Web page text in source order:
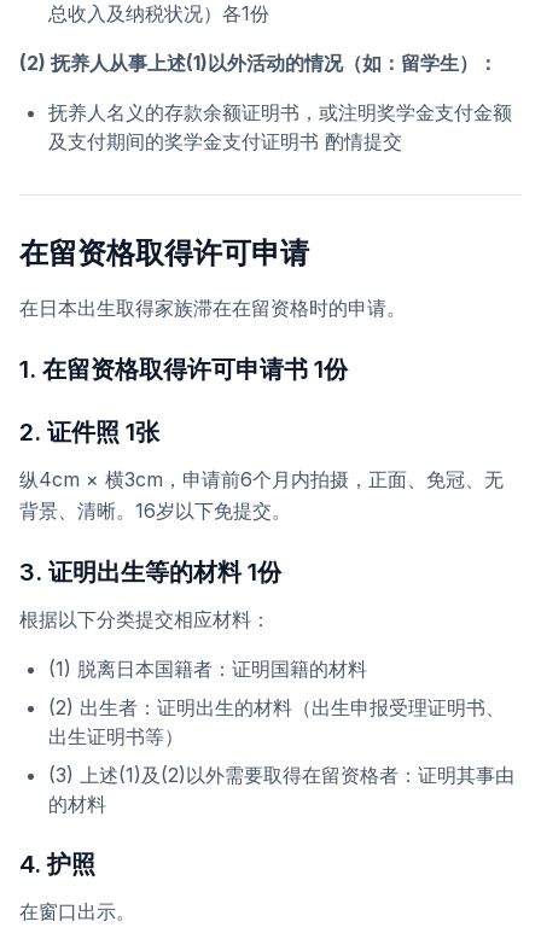
总收入及纳税状况）各1份
(2) 抚养人从事上述(1)以外活动的情况（如：留学生）：
抚养人名义的存款余额证明书，或注明奖学金支付金额
及支付期间的奖学金支付证明书 酌情提交
在留资格取得许可申请
在日本出生取得家族滞在在留资格时的申请。
1. 在留资格取得许可申请书 1份
2. 证件照 1张
纵4cm × 横3cm，申请前6个月内拍摄，正面、免冠、无
背景、清晰。16岁以下免提交。
3. 证明出生等的材料 1份
根据以下分类提交相应材料：
(1) 脱离日本国籍者：证明国籍的材料
(2) 出生者：证明出生的材料（出生申报受理证明书、
出生证明书等）
(3) 上述(1)及(2)以外需要取得在留资格者：证明其事由
的材料
4. 护照
在窗口出示。